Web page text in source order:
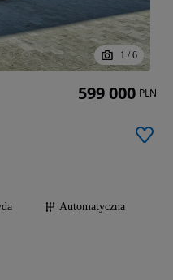
1 / 6
Automatyczna
599 000 PLN